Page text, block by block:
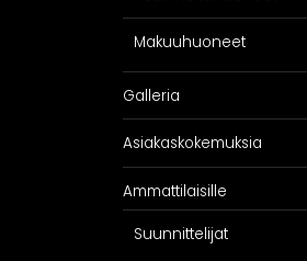
Makuuhuoneet
Galleria
Asiakaskokemuksia
Ammattilaisille
Suunnittelijat